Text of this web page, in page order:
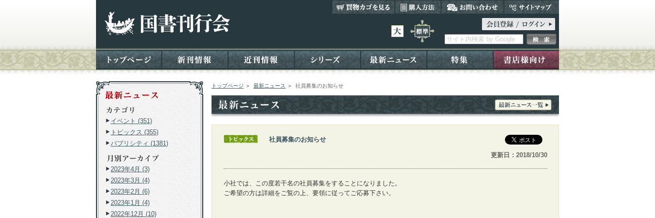
トップページ ＞ 最新ニュース ＞ 社員募集のお知らせ
社員募集のお知らせ
更新日：2018/10/30
小社では、この度若干名の社員募集をすることになりました。
ご希望の方は詳細をご覧の上、要領に従ってご応募下さい。
イベント (351)
トピックス (355)
パブリシティ (1381)
2023年4月 (3)
2023年3月 (4)
2023年2月 (6)
2023年1月 (4)
2022年12月 (10)